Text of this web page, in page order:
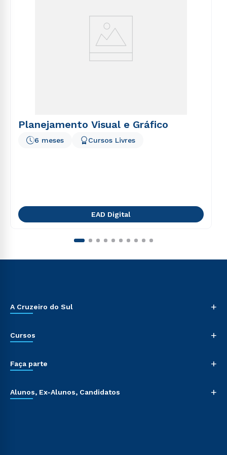
Planejamento Visual e Gráfico
6 meses Cursos Livres
EAD Digital
A Cruzeiro do Sul +
Cursos +
Faça parte +
Alunos, Ex-Alunos, Candidatos +